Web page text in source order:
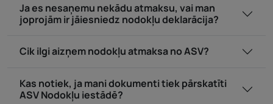
Ja es nesaņemu nekādu atmaksu, vai man
joprojām ir jāiesniedz nodokļu deklarācija?
Cik ilgi aizņem nodokļu atmaksa no ASV?
Kas notiek, ja mani dokumenti tiek pārskatīti
ASV Nodokļu iestādē?